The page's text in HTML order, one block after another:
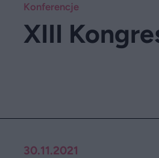
Konferencje
XIII
30.11.2021